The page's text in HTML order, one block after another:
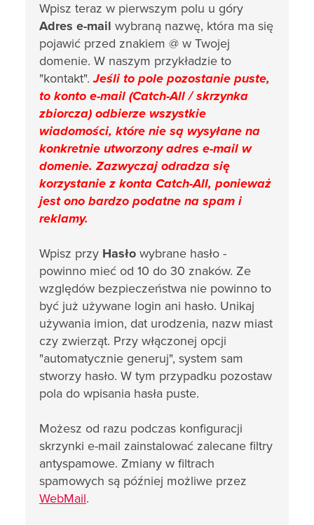
Wpisz teraz w pierwszym polu u góry
Adres e-mail wybraną nazwę, która ma się
pojawić przed znakiem @ w Twojej
domenie. W naszym przykładzie to
"kontakt".Jeśli to pole pozostanie puste,
to konto e-mail (Catch-All / skrzynka
zbiorcza) odbierze wszystkie
wiadomości, które nie są wysyłane na
konkretnie utworzony adres e-mail w
domenie. Zazwyczaj odradza się
korzystanie z konta Catch-All, ponieważ
jest ono bardzo podatne na spam i
reklamy.
Wpisz przy Hasło wybrane hasło -
powinno mieć od 10 do 30 znaków. Ze
względów bezpieczeństwa nie powinno to
być już używane login ani hasło. Unikaj
używania imion, dat urodzenia, nazw miast
czy zwierząt. Przy włączonej opcji
"automatycznie generuj", system sam
stworzy hasło. W tym przypadku pozostaw
pola do wpisania hasła puste.
Możesz od razu podczas konfiguracji
skrzynki e-mail zainstalować zalecane filtry
antyspamowe. Zmiany w filtrach
spamowych są później możliwe przez
WebMail.